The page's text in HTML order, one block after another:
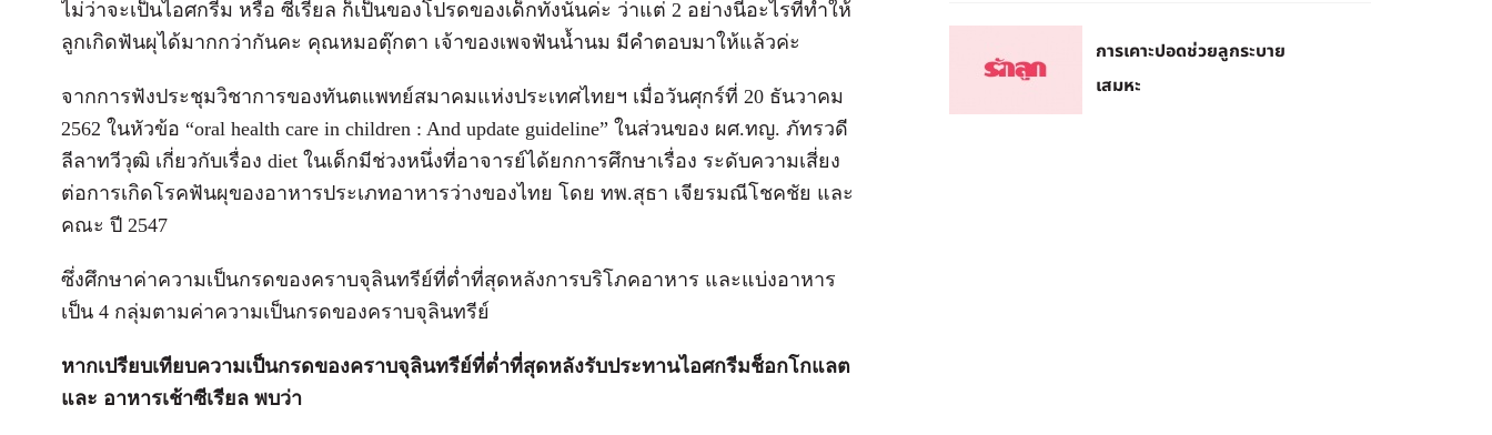
ไม่ว่าจะเป็นไอศกรีม หรือ ซีเรียล ก็เป็นของโปรดของเด็กทั้งนั้นค่ะ ว่าแต่ 2 อย่างนี้อะไรที่ทำให้
ลูกเกิดฟันผุได้มากกว่ากันคะ คุณหมอตุ๊กตา เจ้าของเพจฟันน้ำนม มีคำตอบมาให้แล้วค่ะ
จากการฟังประชุมวิชาการของทันตแพทย์สมาคมแห่งประเทศไทยฯ เมื่อวันศุกร์ที่ 20 ธันวาคม
2562 ในหัวข้อ “oral health care in children : And update guideline” ในส่วนของ ผศ.ทญ. ภัทรวดี
ลีลาทวีวุฒิ เกี่ยวกับเรื่อง diet ในเด็กมีช่วงหนึ่งที่อาจารย์ได้ยกการศึกษาเรื่อง ระดับความเสี่ยง
ต่อการเกิดโรคฟันผุของอาหารประเภทอาหารว่างของไทย โดย ทพ.สุธา เจียรมณีโชคชัย และ
คณะ ปี 2547
ซึ่งศึกษาค่าความเป็นกรดของคราบจุลินทรีย์ที่ต่ำที่สุดหลังการบริโภคอาหาร และแบ่งอาหาร
เป็น 4 กลุ่มตามค่าความเป็นกรดของคราบจุลินทรีย์
หากเปรียบเทียบความเป็นกรดของคราบจุลินทรีย์ที่ต่ำที่สุดหลังรับประทานไอศกรีมช็อกโกแลต
และ อาหารเช้าซีเรียล พบว่า
การเคาะปอดช่วยลูกระบาย
เสมหะ